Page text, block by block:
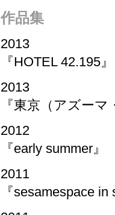
作品集
2013
『HOTEL 42.195
2013
『東京（アズー
2012
『early summer』
2011
『sesamespace